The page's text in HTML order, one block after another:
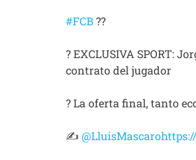
#FCB??
? EXCLUSIVA SPORT:
contrato del jugador
? La oferta final, tanto
✍️ @LluisMascaro